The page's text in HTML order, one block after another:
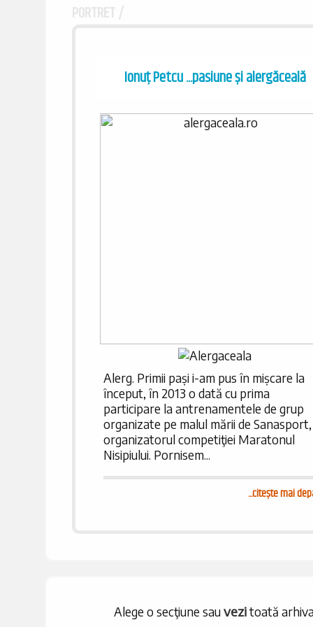
PORTRET /
Ionuţ Petcu ...pasiune și alergăceală
Alerg. Primii pași i-am pus în mișcare la
început, în 2013 o dată cu prima
participare la antrenamentele de grup
organizate pe malul mării de Sanasport,
organizatorul competiţiei Maratonul
Nisipiului. Pornisem...
...citește mai
Alege o secţiune sauvezitoată